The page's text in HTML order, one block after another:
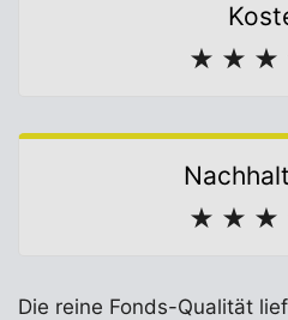
★ ★ ★
★ ★ ★
Die reine Fonds-Qualität